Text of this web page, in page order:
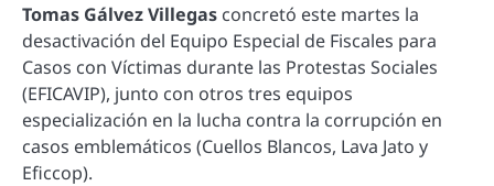
Tomas Gálvez Villegas concretó este martes la
desactivación del Equipo Especial de Fiscales para
Casos con Víctimas durante las Protestas Sociales
(EFICAVIP), junto con otros tres equipos
especialización en la lucha contra la corrupción en
casos emblemáticos (Cuellos Blancos, Lava Jato y
Eficcop).